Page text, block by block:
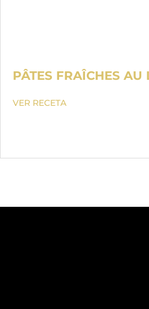
PÂTES FRAÎCHES
VER RECETA